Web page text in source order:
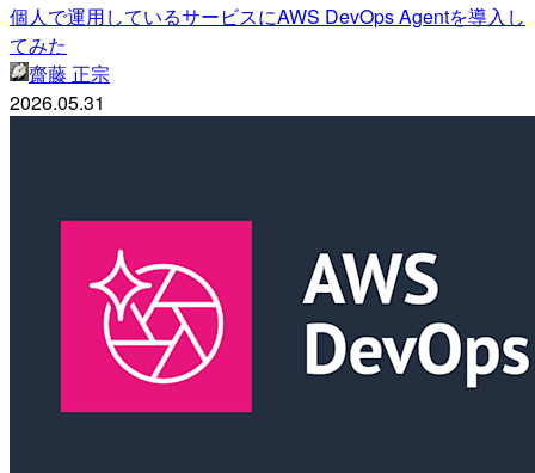
個人で運用しているサービスにAWS DevOps Agentを導入し
てみた
齋藤 正宗
2026.05.31